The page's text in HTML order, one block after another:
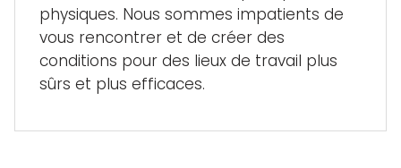
physiques. Nous sommes impatients de
vous rencontrer et de créer des
conditions pour des lieux de travail plus
sûrs et plus efficaces.